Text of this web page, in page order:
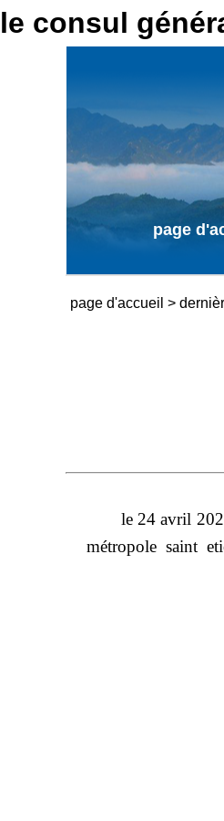
le consul
page
page d'accueil >
le 24 avril
métropole saint